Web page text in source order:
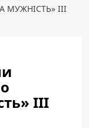
ІІІ
ІІІ